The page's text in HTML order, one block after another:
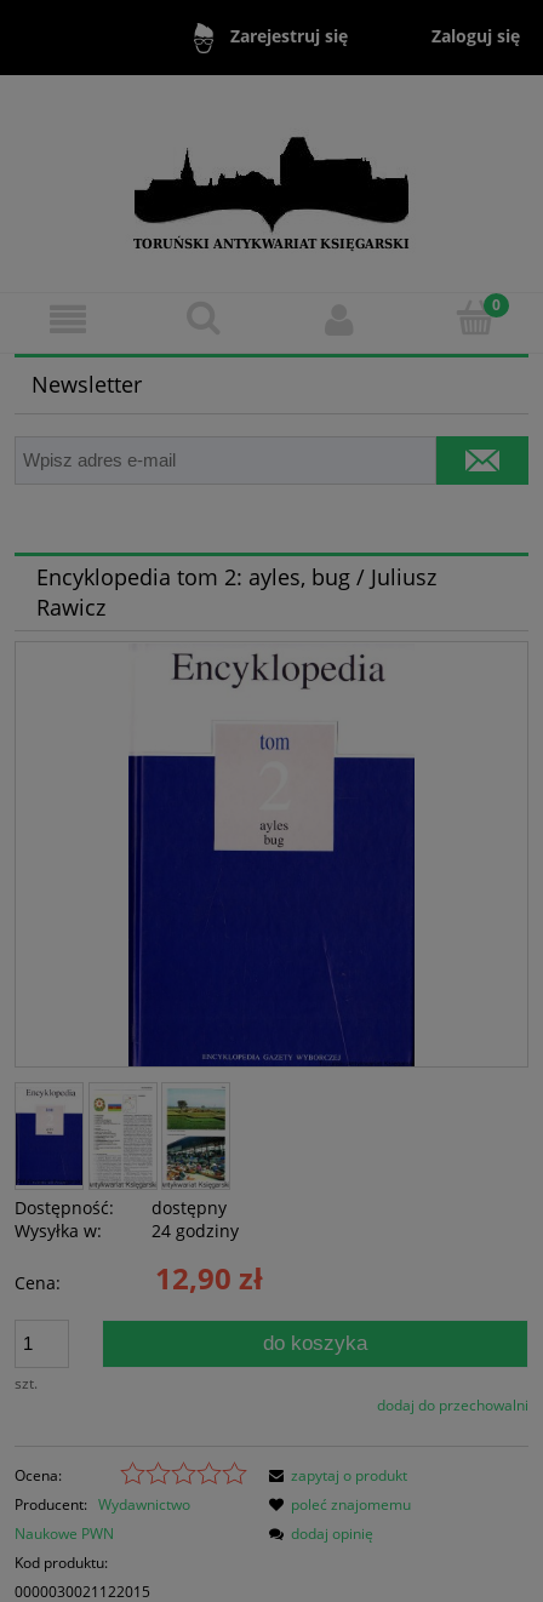
Zarejestruj się Zaloguj się
Newsletter
Encyklopedia tom 2: ayles, bug / Juliusz
Rawicz
Dostępność:
dostępny
Wysyłka w:
24 godziny
Cena: 12,90 zł
szt.
do koszyka
dodaj do przechowalni
Ocena:
Producent: Wydawnictwo
Naukowe PWN
Kod produktu:
0000030021122015
zapytaj o produkt
poleć znajomemu
dodaj opinię